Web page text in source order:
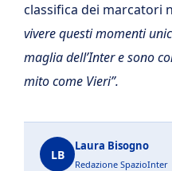
classifica dei marcatori
vivere questi momenti
maglia dell’Inter e sono
mito come Vieri”.
LB
Laura Bisogno
Redazione SpazioInter